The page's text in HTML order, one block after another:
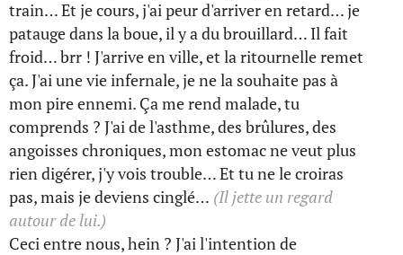
train… Et je cours, j'ai peur d'arriver en retard… je
patauge dans la boue, il y a du brouillard… Il fait
froid… brr ! J'arrive en ville, et la ritournelle remet
ça. J'ai une vie infernale, je ne la souhaite pas à
mon pire ennemi. Ça me rend malade, tu
comprends ? J'ai de l'asthme, des brûlures, des
angoisses chroniques, mon estomac ne veut plus
rien digérer, j'y vois trouble… Et tu ne le croiras
pas, mais je deviens cinglé… (Il jette un regard
autour de lui.)
Ceci entre nous, hein ? J'ai l'intention de